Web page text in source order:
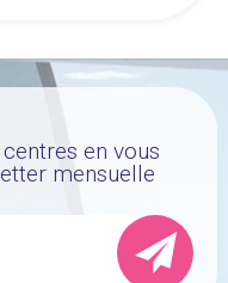
en vous
mensuelle